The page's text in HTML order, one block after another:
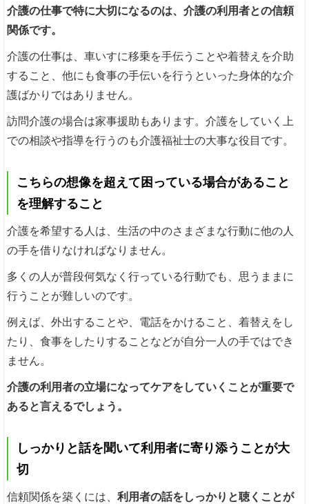
介護の仕事で特に大切になるのは、介護の利用者との信頼
関係です。
介護の仕事は、車いすに移乗を手伝うことや着替えを介助
すること、他にも食事の手伝いを行うといった身体的な介
護ばかりではありません。
訪問介護の場合は家事援助もあります。介護をしていく上
での相談や指導を行うのも介護福祉士の大事な役目です。
こちらの想像を超えて困っている場合があること
を理解すること
介護を希望する人は、生活の中のさまざまな行動に他の人
の手を借りなければなりません。
多くの人が普段何気なく行っている行動でも、思うままに
行うことが難しいのです。
例えば、外出することや、電話をかけること、着替えをし
たり、食事をしたりすることなどが自分一人の手ではでき
ません。
介護の利用者の立場になってケアをしていくことが重要で
あると言えるでしょう。
しっかりと話を聞いて利用者に寄り添うことが大
切
信頼関係を築くには、利用者の話をしっかりと聴くことが